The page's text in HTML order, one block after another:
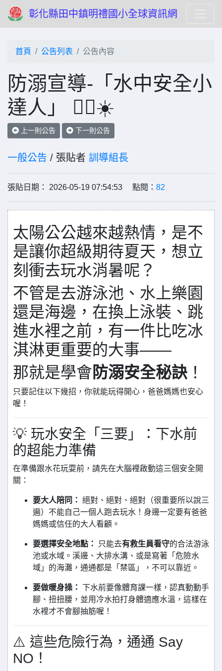
彰化縣田中鎮明禮國小全球資訊網
首頁 公告列表 公告內容
防溺宣導-「水中安全小
達人」 🏄‍♂️☀️
上一則公告 下一則公告
一般公告 / 張貼者 訓導組長
張貼日期： 2026-05-19 07:54:53 點閱： 82
太陽公公越來越熱情，是不
是讓你超級期待夏天，想立
刻衝去玩水消暑呢？
不管是去游泳池、水上樂園
還是海邊，在換上泳裝、跳
進水裡之前，有一件比吃冰
淇淋更重要的大事——
那就是學會防溺安全秘訣 ！
只要記住以下幾招，你就能玩得開心，爸爸媽媽也安心
喔！
💡 玩水安全「三要」：下水前
的超能力準備
在準備跟水花玩耍前，請先在大腦裡啟動這三個安全開
關：
要大人陪同： 絕對、絕對、絕對（很重要所以說三
遍）不能自己一個人跑去玩水！身邊一定要有爸爸
媽媽或信任的大人看顧。
要選擇安全地點： 只能去有救生員看守的合法游泳
池或水域。溪邊、大排水溝、或是寫著「危險水
域」的海灘，通通都是「禁區」，不可以靠近。
要做暖身操： 下水前要像體育課一樣，認真動動手
腳、扭扭腰，並用冷水拍打身體適應水溫，這樣在
水裡才不會腳抽筋喔！
⚠️ 這些危險行為，通通 Say
NO！